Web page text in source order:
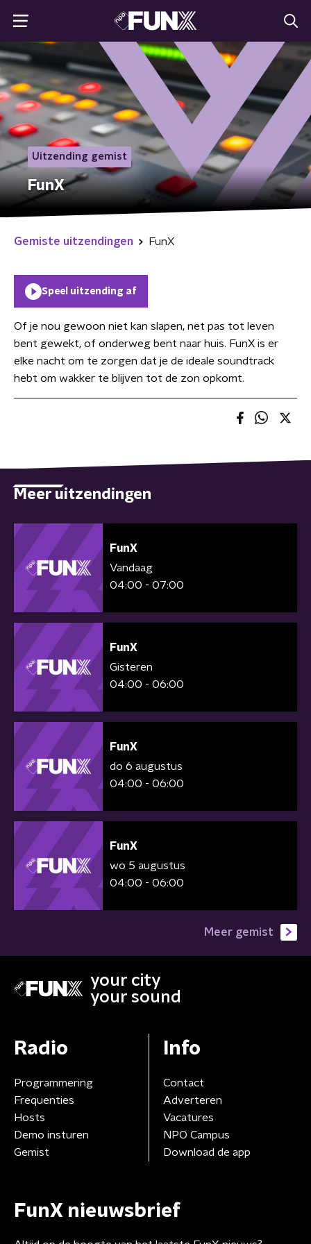
Uitzending gemist
FunX
Gemiste uitzendingen FunX
Speel uitzending af
Of je nou gewoon niet kan slapen, net pas tot leven
bent gewekt, of onderweg bent naar huis. FunX is er
elke nacht om te zorgen dat je de ideale soundtrack
hebt om wakker te blijven tot de zon opkomt.
Meer uitzendingen
FunX
Vandaag
04:00 - 07:00
FunX
Gisteren
04:00 - 06:00
FunX
do 6 augustus
04:00 - 06:00
FunX
wo 5 augustus
04:00 - 06:00
Meer gemist
your city
your sound
Radio
Programmering
Frequenties
Hosts
Demo insturen
Gemist
Info
Contact
Adverteren
Vacatures
NPO Campus
Download de app
FunX nieuwsbrief